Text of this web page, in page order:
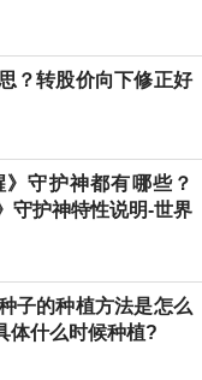
？转股价向下修正好
》守护神都有哪些？
守护神特性说明-世界
子的种植方法是怎么
体什么时候种植?